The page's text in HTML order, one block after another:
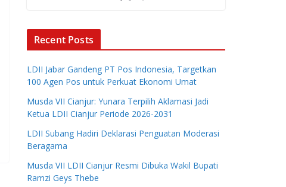
Recent Posts
LDII Jabar Gandeng PT Pos Indonesia, Targetkan
100 Agen Pos untuk Perkuat Ekonomi Umat
Musda VII Cianjur: Yunara Terpilih Aklamasi Jadi
Ketua LDII Cianjur Periode 2026-2031
LDII Subang Hadiri Deklarasi Penguatan Moderasi
Beragama
Musda VII LDII Cianjur Resmi Dibuka Wakil Bupati
Ramzi Geys Thebe